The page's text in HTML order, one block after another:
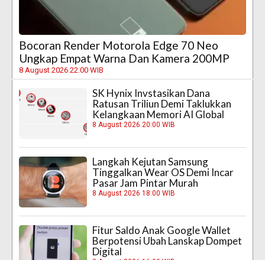
Bocoran Render Motorola Edge 70 Neo
Ungkap Empat Warna Dan Kamera 200MP
8 August 2026 22:00 WIB
SK Hynix Invstasikan Dana
Ratusan Triliun Demi Taklukkan
Kelangkaan Memori AI Global
8 August 2026 20:00 WIB
Langkah Kejutan Samsung
Tinggalkan Wear OS Demi Incar
Pasar Jam Pintar Murah
8 August 2026 18:00 WIB
Fitur Saldo Anak Google Wallet
Berpotensi Ubah Lanskap Dompet
Digital